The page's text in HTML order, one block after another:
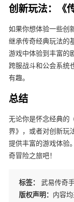
创新玩法：《
如果你想体验一些创
继承传奇经典玩法的
游戏中体验到丰富的
跨服战斗和公会系统
有趣。
总结
无论你是怀念经典的
界》，或者对创新玩
提供丰富的游戏体验
奇冒险之旅吧！
标签：
武易传奇
版权声明： 内容